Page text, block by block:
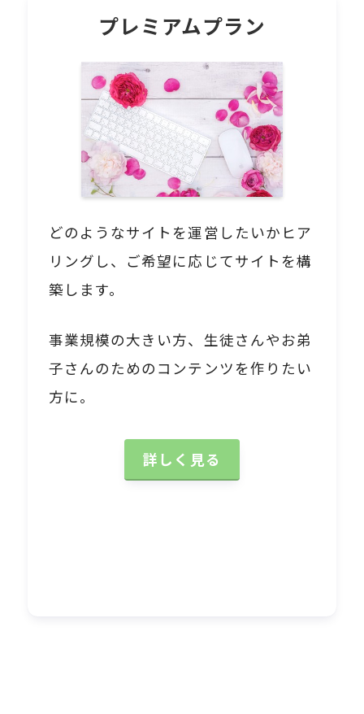
プレミアムプラン
どのようなサイトを運営したいかヒア
リングし、ご希望に応じてサイトを構
築します。
事業規模の大きい方、生徒さんやお弟
子さんのためのコンテンツを作りたい
方に。
詳しく見る